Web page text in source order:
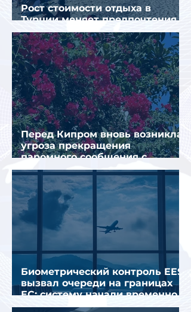
Рост стоимости отдыха в
Турции меняет предпочтения
туристов
Перед Кипром вновь возникла
угроза прекращения
паромного сообщения с
Грецией
Биометрический контроль EES
вызвал очереди на границах
ЕС: систему начали временно
отключать